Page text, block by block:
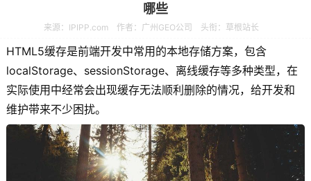
哪些
来源： IPIPP.com 作者：广州GEO公司 头衔：草根站长
HTML5缓存是前端开发中常用的本地存储方案，包含
localStorage、sessionStorage、离线缓存等多种类型，在
实际使用中经常会出现缓存无法顺利删除的情况，给开发和
维护带来不少困扰。